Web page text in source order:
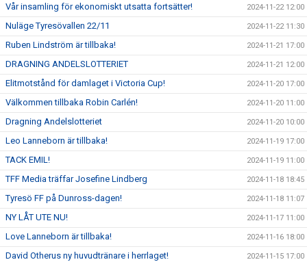
Vår insamling för ekonomiskt utsatta fortsätter! 2024-11-22 12:00
Nuläge Tyresövallen 22/11 2024-11-22 11:30
Ruben Lindström är tillbaka! 2024-11-21 17:00
DRAGNING ANDELSLOTTERIET 2024-11-21 12:00
Elitmotstånd för damlaget i Victoria Cup! 2024-11-20 17:00
Välkommen tillbaka Robin Carlén! 2024-11-20 11:00
Dragning Andelslotteriet 2024-11-20 10:00
Leo Lanneborn är tillbaka! 2024-11-19 17:00
TACK EMIL! 2024-11-19 11:00
TFF Media träffar Josefine Lindberg 2024-11-18 18:45
Tyresö FF på Dunross-dagen! 2024-11-18 11:07
NY LÅT UTE NU! 2024-11-17 11:00
Love Lanneborn är tillbaka! 2024-11-16 18:00
David Otherus ny huvudtränare i herrlaget! 2024-11-15 17:00